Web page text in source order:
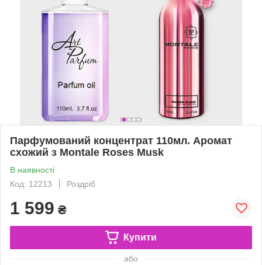
Парфумований концентрат 110мл. Аромат
схожий з Montale Roses Musk
В наявності
Код: 12213
Роздріб
1 599 ₴
Купити
або